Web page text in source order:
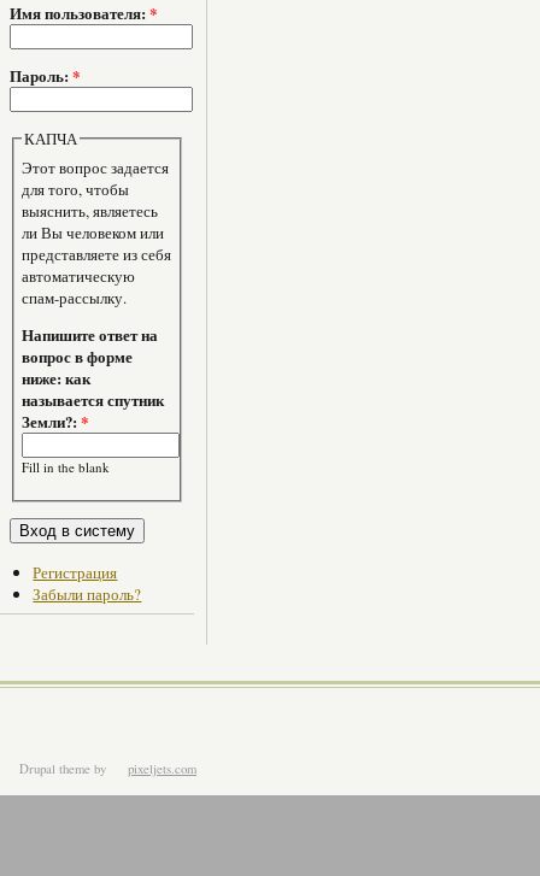
Имя пользователя: *
Пароль: *
КАПЧА
Этот вопрос задается
для того, чтобы
выяснить, являетесь
ли Вы человеком или
представляете из себя
автоматическую
спам-рассылку.
Напишите ответ на
вопрос в форме
ниже: как
называется спутник
Земли?:*
Fill in the blank
Регистрация
Забыли пароль?
Drupal theme by pixeljets.com